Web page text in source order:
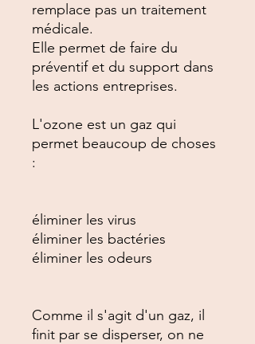
remplace pas un traitement
médicale.
Elle permet de faire du
préventif et du support dans
les actions entreprises.
L'ozone est un gaz qui
permet beaucoup de choses
:
éliminer les virus
éliminer les bactéries
éliminer les odeurs
Comme il s'agit d'un gaz, il
finit par se disperser, on ne